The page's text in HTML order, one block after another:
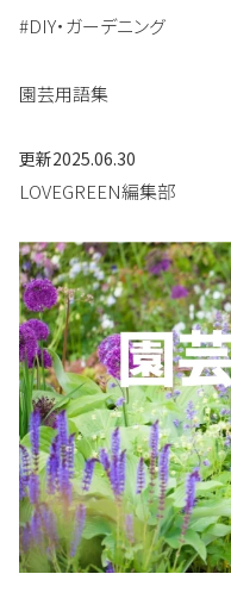
#DIY・ガーデニング
園芸用語集
更新2025.06.30
LOVEGREEN編集部